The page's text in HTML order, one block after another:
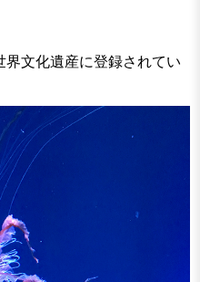
文化遺産に登録されてい